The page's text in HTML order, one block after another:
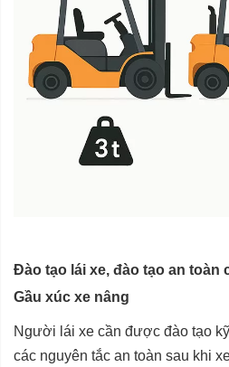
Đào tạo lái xe, đào tạo an toàn
Gầu xúc xe nâng
Người lái xe cần được đào tạo
các nguyên tắc an toàn sau khi